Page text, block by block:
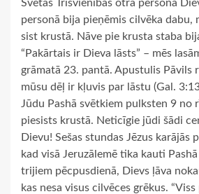
Svētās Trīsvienības otrā persona
personā bija pieņēmis cilvēka dabu,
sist krustā. Nāve pie krusta staba
“Pakārtais ir Dieva lāsts” – mēs
grāmatā 23. pantā. Apustulis Pāvils
mūsu dēļ ir kļuvis par lāstu (Gal.
Jūdu Pashā svētkiem pulksten 9 no
piesists krustā. Neticīgie jūdi šādi
Dievu! Sešas stundas Jēzus karājās
kad visā Jeruzālemē tika kauti
trijiem pēcpusdienā, Dievs ļāva
kas nesa visus cilvēces grēkus.